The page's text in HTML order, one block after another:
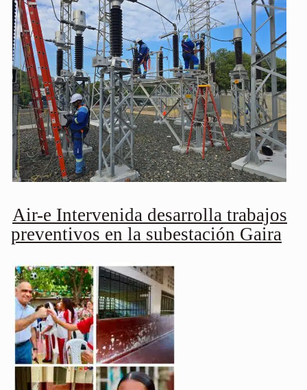
Air-e Intervenida desarrolla trabajos
preventivos en la subestación Gaira